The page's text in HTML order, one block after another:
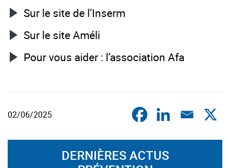
Sur le site de l’Inserm
Sur le site Améli
Pour vous aider : l’association Afa
02/06/2025
DERNIÈRES ACTUS